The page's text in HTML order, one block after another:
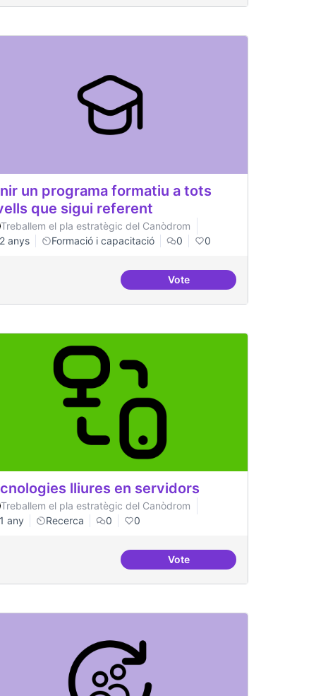
internacionals
un programa formatiu a tots
que sigui referent
Treballem el pla estratègic del Canòdrom
2 anys
Formació i capacitació 0 0
VoteTenir un programa formatiu
lliures en servidors
Treballem el pla estratègic del Canòdrom
1 any
Recerca 0 0
VoteTecnologies lliures en